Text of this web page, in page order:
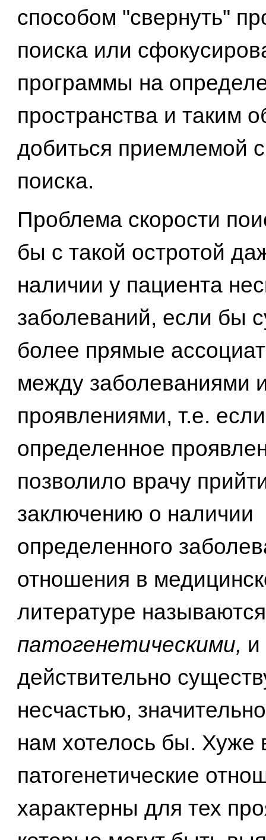
способом "свернуть"
поиска или
программы на
пространства и таким
добиться приемлемой
поиска.
Проблема скорости
бы с такой остротой
наличии у пациента
заболеваний, если бы
более прямые
между заболеваниями
проявлениями, т.е.
определенное
позволило врачу
заключению о наличии
определенного
отношения в
литературе называются
патогенетическими, и
действительно
несчастью,
нам хотелось бы. Хуже
патогенетические
характерны для тех